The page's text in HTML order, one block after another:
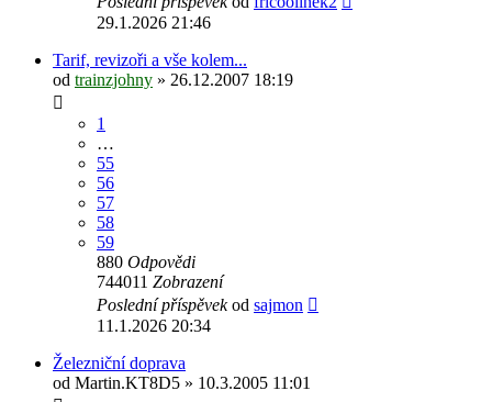
29.1.2026 21:46
Tarif, revizoři a vše kolem...
od trainzjohny » 26.12.2007 18:19
1
…
55
56
57
58
59
880 Odpovědi
744011 Zobrazení
Poslední příspěvekod sajmon
11.1.2026 20:34
Železniční doprava
od Martin.KT8D5 » 10.3.2005 11:01